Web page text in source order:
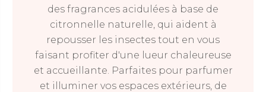
des fragrances acidulées à base de
citronnelle naturelle, qui aident à
repousser les insectes tout en vous
faisant profiter d'une lueur chaleureuse
et accueillante. Parfaites pour parfumer
et illuminer vos espaces extérieurs, de